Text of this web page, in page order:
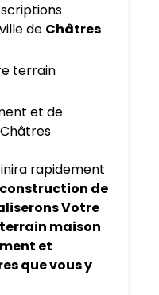
de Châtres
terrain
et de
rapidement
de
Votre
maison
et
que vous y